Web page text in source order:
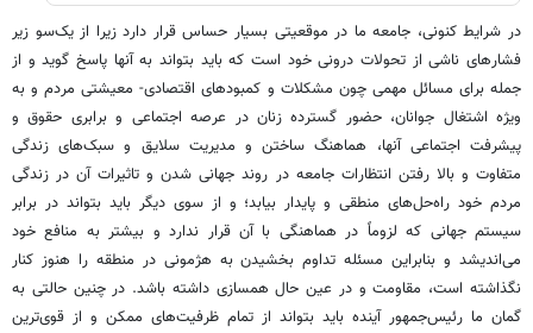
در شرایط کنونی، جامعه ما در موقعیتی بسیار حساس قرار دارد زیرا از یک‌سو زیر
فشارهای ناشی از تحولات درونی خود است که باید بتواند به آنها پاسخ گوید و از
جمله برای مسائل مهمی چون مشکلات و کمبودهای اقتصادی- معیشتی مردم و به
ویژه اشتغال جوانان، حضور گسترده زنان در عرصه اجتماعی و برابری حقوق و
پیشرفت اجتماعی آنها، هماهنگ ساختن و مدیریت سلایق و سبک‌های زندگی
متفاوت و بالا رفتن انتظارات جامعه در روند جهانی شدن و تاثیرات آن در زندگی
مردم خود راه‌حل‌های منطقی و پایدار بیابد؛ و از سوی دیگر باید بتواند در برابر
سیستم جهانی که لزوماً در هماهنگی با آن قرار ندارد و بیشتر به منافع خود
می‌اندیشد و بنابراین مسئله تداوم بخشیدن به هژمونی در منطقه را هنوز کنار
نگذاشته است، مقاومت و در عین حال همسازی داشته باشد. در چنین حالتی به
گمان ما رئیس‌جمهور آینده باید بتواند از تمام ظرفیت‌های ممکن و از قوی‌ترین